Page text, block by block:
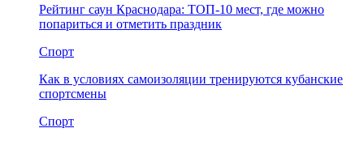
Рейтинг саун Краснодара: ТОП-10 мест, где можно
попариться и отметить праздник
Спорт
Как в условиях самоизоляции тренируются кубанские
спортсмены
Спорт